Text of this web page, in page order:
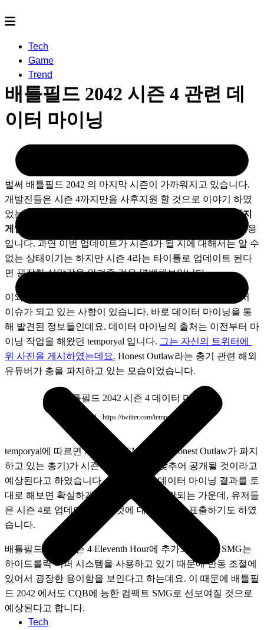
Tech
Game
Trend
Tech
배틀필드 2042 시즌 4 관련 데
이터 마이닝
벌써 배틀필드 2042 의 마지막 시즌이 가까워지고 있습니다.
개발진들은 시즌 4까지만을 사후지원 할 것으로 이야기 하였
었는데, 이에 대하여 유저들은
“어떻게 시즌1부터 시즌4까지
게임을 고치기만 했는데 사후지원이라고 할 수 있냐?”
는 반응
입니다. 과연 이번 업데이트가 시즌4가 될 지에 대해서는 알 수
없는 상태이기는 하지만 시즌 4라는 타이틀로 업데이트 된다
면 굉장한 실망감을 안겨줄 것은 명백해보입니다.
이와 관련하여 현재 레딧을 포함한 해외 각종 게임 매체에서
이슈가 되고 있는 사항이 있습니다. 바로 데이터 마이닝을 통
해 발견된 정보들인데요. 데이터 마이닝의 출처는 이전부터 마
이닝 작업을 해왔던 temporyal 입니다. 그는 자신의 트위터에
위 사진을 게시하였는데요. Honest Outlaw라는 총기 관련 해외
유튜버가 총을 파지하고 있는 모습이었습니다.
출처 : https://twitter.com/temporyal
temporyal에 따르면 AC9 라는 SMG 총기(Honest Outlaw가 파지
하고 있는 총기)가 시즌 4 업데이트에 맞추어 공개될 것이라고
예상된다고 하였습니다. 여지껏 그의 데이터 마이닝 결과를 토
대로 해보면 확실하게 추가될 것으로 전망되는 가운데, 유저들
은 시즌 4로 업데이트 되는 것에 대해 반감을 표출하기도 하였
습니다.
배틀필드 2042 시즌 4 Eleventh Hour에 추가되는 AC9 SMG는
하이드롤릭 버퍼 시스템을 사용하고 있기 때문에 반동 조절에
있어서 굉장한 용이함을 보인다고 하는데요. 이 때문에 배틀필
드 2042 에서도 CQB에 능한 컴팩트 SMG로 선보여질 것으로
예상된다고 합니다.